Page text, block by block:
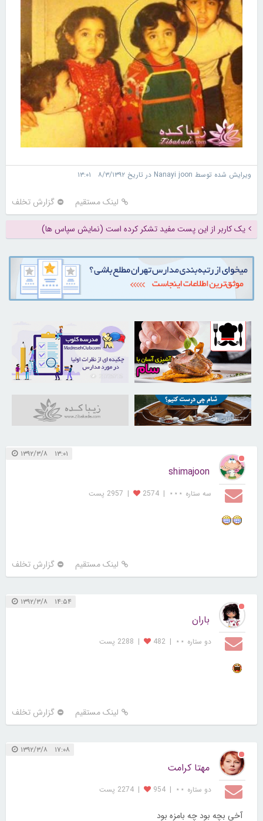
ویرایش شده توسط Nanayi joon در تاریخ ۸/۳/۱۳۹۲ ۱۳:۰۱
لینک مستقیم گزارش تخلف
یک کاربر از این پست مفید تشکر کرده است (نمایش سپاس ها)
30252420
31037577
۱۳:۰۱ ۱۳۹۲/۳/۸
shimajoon
سه ستاره ⋆⋆⋆ |
2574
| 2957 پست
لینک مستقیم گزارش تخلف
۱۴:۵۴ ۱۳۹۲/۳/۸
باران
دو ستاره ⋆⋆ |
482
| 2288 پست
لینک مستقیم گزارش تخلف
۱۷:۰۸ ۱۳۹۲/۳/۸
مهتا کرامت
دو ستاره ⋆⋆ |
954
| 2274 پست
آخی بچه بود چه بامزه بود